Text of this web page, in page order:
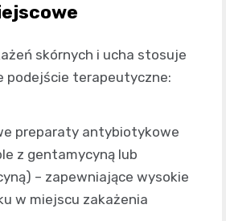
skórnych i ucha stosuje
podejście terapeutyczne:
preparaty antybiotykowe
z gentamycyną lub
– zapewniające wysokie
w miejscu zakażenia